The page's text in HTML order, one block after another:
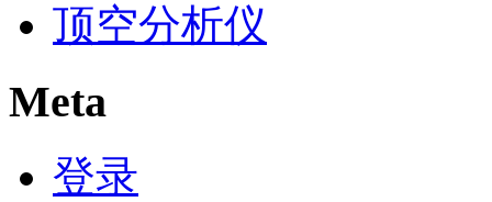
顶空分析仪
Meta
登录